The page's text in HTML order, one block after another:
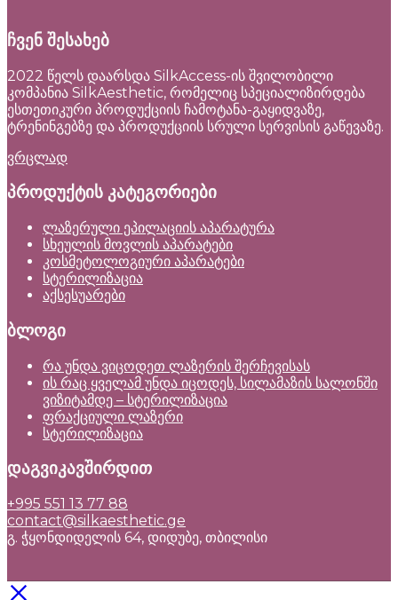
ჩვენ შესახებ
2022 წელს დაარსდა SilkAccess-ის შვილობილი
კომპანია SilkAesthetic, რომელიც სპეციალიზირდება
ესთეთიკური პროდუქციის ჩამოტანა-გაყიდვაზე,
ტრენინგებზე და პროდუქციის სრული სერვისის გაწევაზე.
ვრცლად
პროდუქტის კატეგორიები
ლაზერული ეპილაციის აპარატურა
სხეულის მოვლის აპარატები
კოსმეტოლოგიური აპარატები
სტერილიზაცია
აქსესუარები
ბლოგი
რა უნდა ვიცოდეთ ლაზერის შერჩევისას
ის რაც ყველამ უნდა იცოდეს, სილამაზის სალონში
ვიზიტამდე – სტერილიზაცია
ფრაქციული ლაზერი
სტერილიზაცია
დაგვიკავშირდით
+995 551 13 77 88
contact@silkaesthetic.ge
გ. ჭყონდიდელის 64, დიდუბე, თბილისი